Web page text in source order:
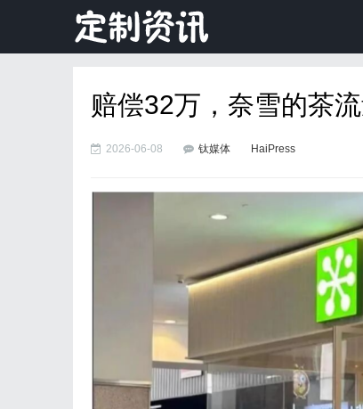
赔偿32万，奈雪的茶
2026-06-08 钛媒体 HaiPress